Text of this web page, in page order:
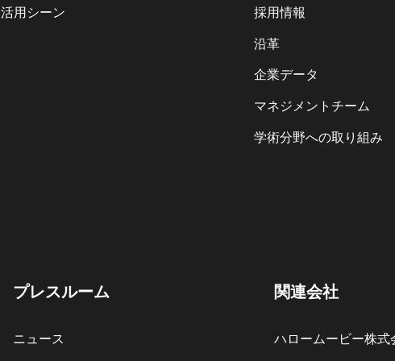
活用シーン 採用情報
沿革
企業データ
マネジメントチーム
学術分野への取り組み
プレスルーム
ニュース
関連会社
ハロームービー株式